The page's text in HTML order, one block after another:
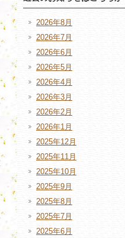
2026年8月
2026年7月
2026年6月
2026年5月
2026年4月
2026年3月
2026年2月
2026年1月
2025年12月
2025年11月
2025年10月
2025年9月
2025年8月
2025年7月
2025年6月